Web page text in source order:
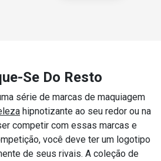
Se Do Resto
série de marcas de maquiagem
hipnotizante ao seu redor ou na
competir com essas marcas e
você deve ter um logotipo
de seus rivais. A coleção de